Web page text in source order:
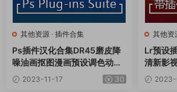
其他资源 · 插件合集
Ps插件汉化合集DR45磨皮降
噪油画抠图漫画预设调色动作
滤镜一键安装包v8.0支持 ps2
024
2023-11-17 30
其他资
Lr预设
清新影
款预设